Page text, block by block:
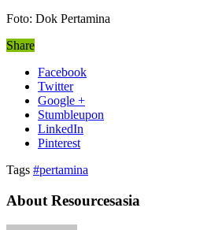
Foto: Dok Pertamina
Share
Facebook
Twitter
Google +
Stumbleupon
LinkedIn
Pinterest
Tags #pertamina
About Resourcesasia